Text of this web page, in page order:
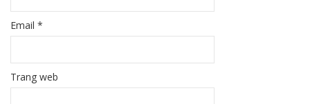
Email *
Trang web